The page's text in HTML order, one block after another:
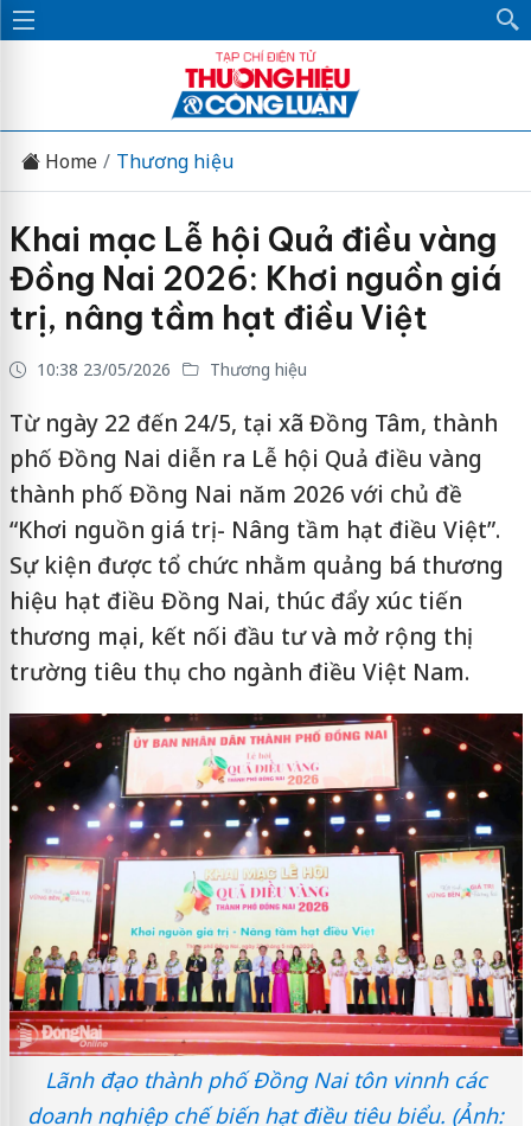
Home Thương hiệu
Khai mạc Lễ hội Quả điều vàng
Đồng Nai 2026: Khơi nguồn giá
trị, nâng tầm hạt điều Việt
10:38 23/05/2026 Thương hiệu
Từ ngày 22 đến 24/5, tại xã Đồng Tâm, thành
phố Đồng Nai diễn ra Lễ hội Quả điều vàng
thành phố Đồng Nai năm 2026 với chủ đề
“Khơi nguồn giá trị - Nâng tầm hạt điều Việt”.
Sự kiện được tổ chức nhằm quảng bá thương
hiệu hạt điều Đồng Nai, thúc đẩy xúc tiến
thương mại, kết nối đầu tư và mở rộng thị
trường tiêu thụ cho ngành điều Việt Nam.
Lãnh đạo thành phố Đồng Nai tôn vinnh các
doanh nghiệp chế biến hạt điều tiêu biểu. (Ảnh: